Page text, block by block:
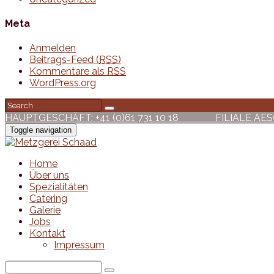
Meta
Anmelden
Beitrags-Feed (RSS)
Kommentare als RSS
WordPress.org
HAUPTGESCHÄFT: +41 (0)61 731 10 18 FILIALE
Toggle navigation
Home
Über uns
Spezialitäten
Catering
Galerie
Jobs
Kontakt
Impressum